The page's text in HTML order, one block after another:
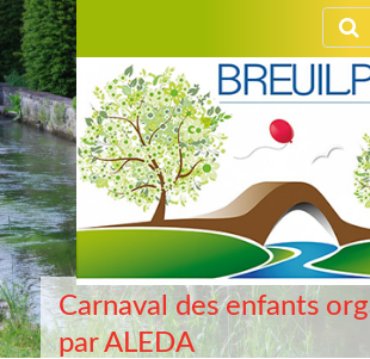
Gestion des traceurs
Carnaval des enfants
par ALEDA